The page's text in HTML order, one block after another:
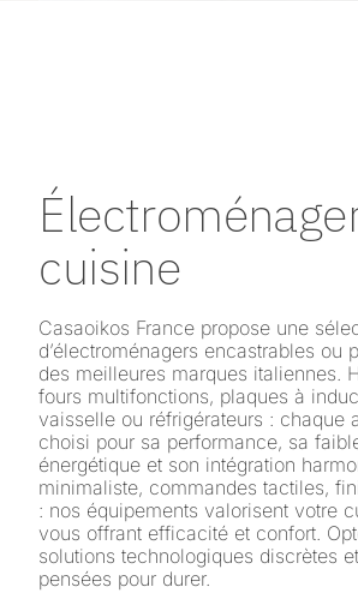
cuisine
Casaoikos France propose une
d’électroménagers encastrables ou
des meilleures marques italiennes.
fours multifonctions, plaques à
vaisselle ou réfrigérateurs : chaque
choisi pour sa performance, sa
énergétique et son intégration
minimaliste, commandes tactiles,
: nos équipements valorisent votre
vous offrant efficacité et confort.
solutions technologiques discrètes
pensées pour durer.